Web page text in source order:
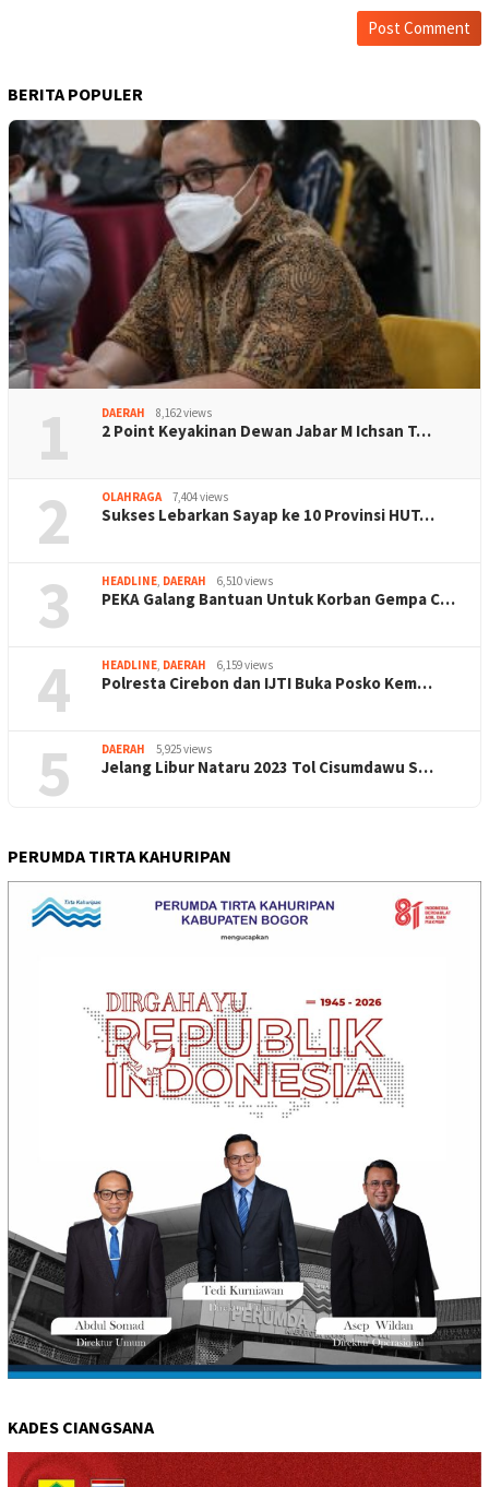
BERITA POPULER
1 DAERAH 8,162 views
2 Point Keyakinan Dewan Jabar M Ichsan T…
2 OLAHRAGA 7,404 views
Sukses Lebarkan Sayap ke 10 Provinsi HUT…
3 HEADLINE, DAERAH 6,510 views
PEKA Galang Bantuan Untuk Korban Gempa C…
4 HEADLINE, DAERAH 6,159 views
Polresta Cirebon dan IJTI Buka Posko Kem…
5 DAERAH 5,925 views
Jelang Libur Nataru 2023 Tol Cisumdawu S…
PERUMDA TIRTA KAHURIPAN
KADES CIANGSANA